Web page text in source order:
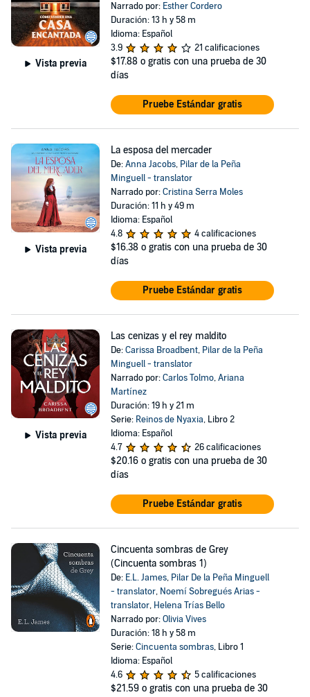
Vista previa
Narrado por: Esther Cordero
Duración: 13 h y 58 m
Idioma: Español
3.9
21 calificaciones
$17.88 o gratis con una prueba de 30
días
Pruebe Estándar gratis
Vista previa
La esposa del mercader
De:Anna Jacobs, Pilar de la Peña
Minguell - translator
Narrado por:Cristina Serra Moles
Duración: 11 h y 49 m
Idioma: Español
4.8
4 calificaciones
$16.38 o gratis con una prueba de 30
días
Pruebe Estándar gratis
Vista previa
Las cenizas y el rey maldito
De:Carissa Broadbent, Pilar de la Peña
Minguell - translator
Narrado por:Carlos Tolmo,Ariana
Martínez
Duración: 19 h y 21 m
Serie: Reinos de Nyaxia, Libro 2
Idioma: Español
4.7
26 calificaciones
$20.16 o gratis con una prueba de 30
días
Pruebe Estándar gratis
Cincuenta sombras de Grey
(Cincuenta sombras 1)
De: E.L. James, Pilar De la Peña Minguell
- translator, Noemí Sobregués Arias -
translator, Helena Trías Bello
Narrado por:Olivia Vives
Duración: 18 h y 58 m
Serie:Cincuenta sombras, Libro 1
Idioma: Español
4.6
5 calificaciones
$21.59 o gratis con una prueba de 30